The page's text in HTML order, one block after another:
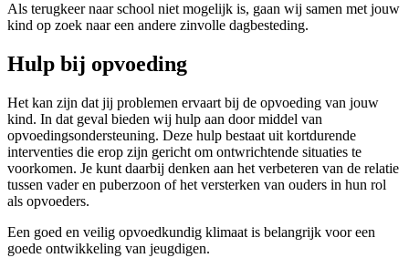
Als terugkeer naar school niet mogelijk is, gaan wij samen met jouw
kind op zoek naar een andere zinvolle dagbesteding.
Hulp bij opvoeding
Het kan zijn dat jij problemen ervaart bij de opvoeding van jouw
kind. In dat geval bieden wij hulp aan door middel van
opvoedingsondersteuning. Deze hulp bestaat uit kortdurende
interventies die erop zijn gericht om ontwrichtende situaties te
voorkomen. Je kunt daarbij denken aan het verbeteren van de relatie
tussen vader en puberzoon of het versterken van ouders in hun rol
als opvoeders.
Een goed en veilig opvoedkundig klimaat is belangrijk voor een
goede ontwikkeling van jeugdigen.